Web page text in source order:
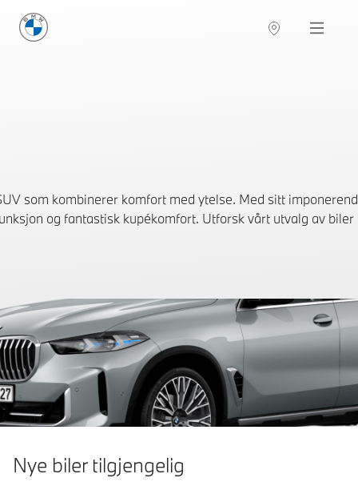
BMW Norge Navigation
som kombinerer komfort med ytelse. Med sitt
og fantastisk kupékomfort. Utforsk vårt utvalg av biler
Nye biler tilgjengelig